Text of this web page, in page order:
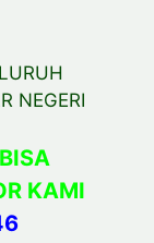
NEGERI
KAMI